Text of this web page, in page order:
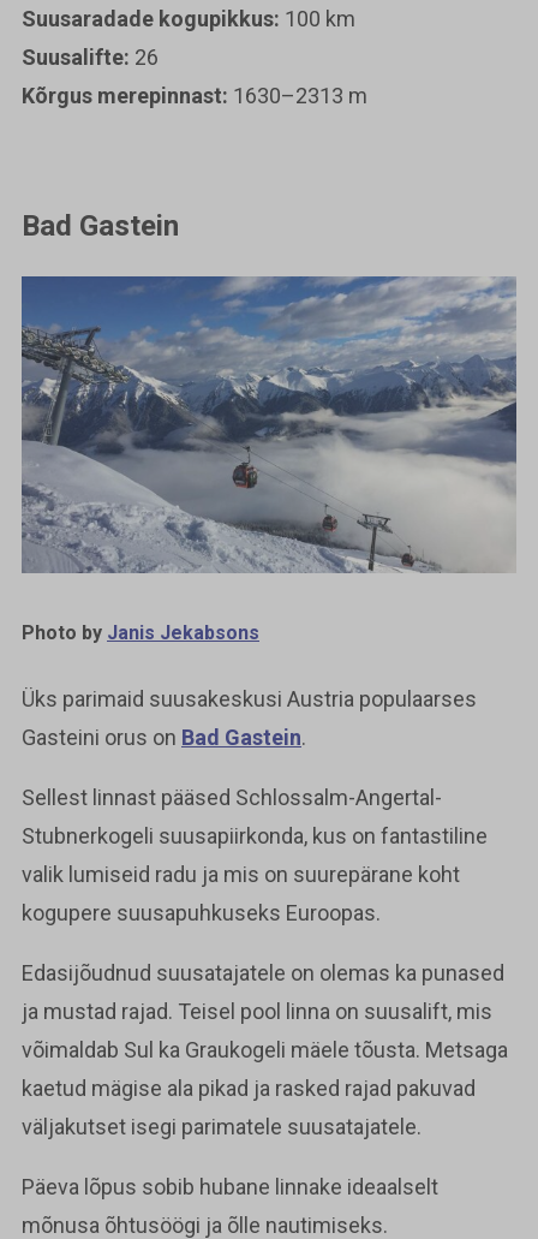
Suusaradade kogupikkus: 100 km
Suusalifte: 26
Kõrgus merepinnast: 1630–2313 m
Bad Gastein
Photo by Janis Jekabsons
Üks parimaid suusakeskusi Austria populaarses
Gasteini orus on Bad Gastein.
Sellest linnast pääsed Schlossalm-Angertal-
Stubnerkogeli suusapiirkonda, kus on fantastiline
valik lumiseid radu ja mis on suurepärane koht
kogupere suusapuhkuseks Euroopas.
Edasijõudnud suusatajatele on olemas ka punased
ja mustad rajad. Teisel pool linna on suusalift, mis
võimaldab Sul ka Graukogeli mäele tõusta. Metsaga
kaetud mägise ala pikad ja rasked rajad pakuvad
väljakutset isegi parimatele suusatajatele.
Päeva lõpus sobib hubane linnake ideaalselt
mõnusa õhtusöögi ja õlle nautimiseks.